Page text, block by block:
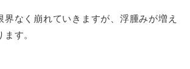
界なく崩れていきますが、浮腫みが増え
す。